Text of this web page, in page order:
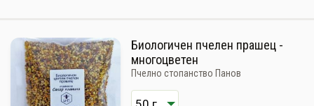
Биологичен пчелен прашец -
многоцветен
Пчелно стопанство Панов